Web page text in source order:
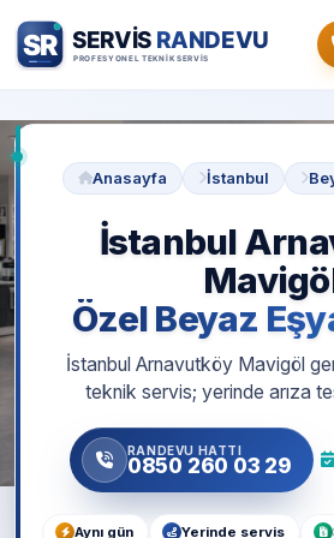
Anasayfa İstanbul
İstanbul
Özel Beyaz
İstanbul Arnavutköy Mavigöl
teknik servis; yerinde arıza
RANDEVU HATTI
0850 260 03 29
Aynı gün Yerinde servis